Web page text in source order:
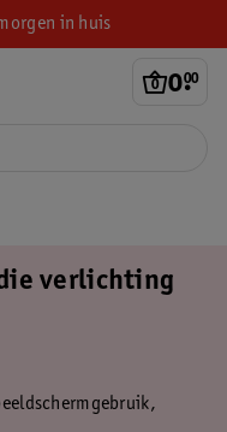
in huis
0.
00
verlichting